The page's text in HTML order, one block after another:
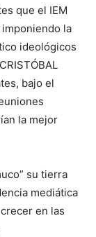
que el IEM
la
ideológicos
bajo el
la mejor
su tierra
mediática
en las